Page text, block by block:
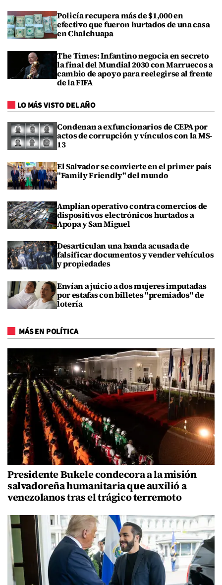
Policía recupera más de $1,000 en
efectivo que fueron hurtados de una casa
en Chalchuapa
The Times: Infantino negocia en secreto
la final del Mundial 2030 con Marruecos a
cambio de apoyo para reelegirse al frente
de la FIFA
LO MÁS VISTO DEL AÑO
Condenan a exfuncionarios de CEPA por
actos de corrupción y vínculos con la MS-
13
El Salvador se convierte en el primer país
"Family Friendly" del mundo
Amplían operativo contra comercios de
dispositivos electrónicos hurtados a
Apopa y San Miguel
Desarticulan una banda acusada de
falsificar documentos y vender vehículos
y propiedades
Envían a juicio a dos mujeres imputadas
por estafas con billetes "premiados" de
lotería
MÁS EN POLÍTICA
Presidente Bukele condecora a la misión
salvadoreña humanitaria que auxilió a
venezolanos tras el trágico terremoto